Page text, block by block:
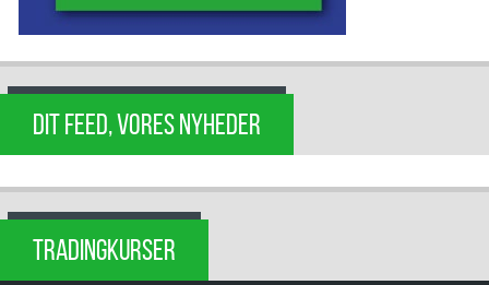
DIT FEED, VORES NYHEDER
TRADINGKURSER